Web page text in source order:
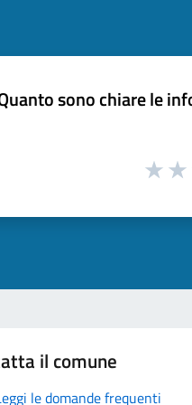
sono chiare le
il comune
le domande frequenti